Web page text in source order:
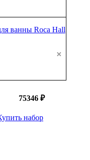
ванны Roca Hall
75346 ₽
набор